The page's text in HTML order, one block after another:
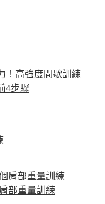
！高強度間歇訓練
4步驟
部重量訓練